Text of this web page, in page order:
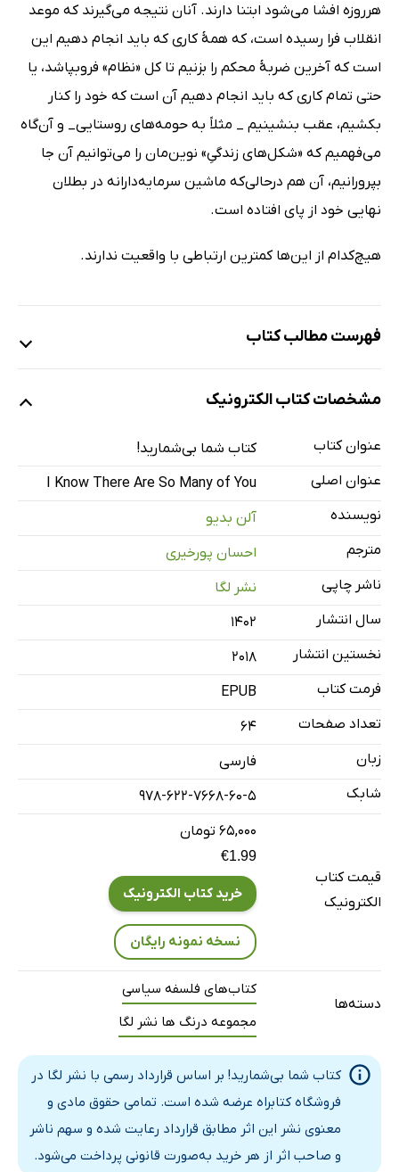
هرروزه افشا می‌شود ابتنا دارند. آنان نتیجه می‌گیرند که موعد
انقلاب فرا رسیده است، که همۀ کاری که باید انجام دهیم این
است که آخرین ضربۀ محکم را بزنیم تا کل «نظام» فروبپاشد، یا
حتی تمام کاری که باید انجام دهیم آن است که خود را کنار
بکشیم، عقب بنشینیم _ مثلاً به حومه‌های روستایی_ و آن‌گاه
می‌فهمیم که «شکل‌های زندگیِ» نوین‌مان را می‌توانیم آن جا
بپرورانیم، آن هم درحالی‌که ماشین سرمایه‌دارانه در بطلان
نهایی خود از پای افتاده است.
هیچ‌کدام از این‌ها کمترین ارتباطی با واقعیت ندارند.
فهرست مطالب کتاب
1. «دیگری»
مشخصات کتاب الکترونیک
عنوان کتاب
کتاب شما بی‌شمارید!
عنوان اصلی
I Know There Are So Many of You
نویسنده
آلن بدیو
مترجم
احسان پورخیری
ناشر چاپی
نشر لگا
سال انتشار
۱۴۰۲
نخستین انتشار
2018
فرمت کتاب
EPUB
تعداد صفحات
64
زبان
فارسی
شابک
978-622-7668-60-5
قیمت کتاب
الکترونیک
۶۵,۰۰۰ تومان
€1.99
خرید کتاب الکترونیک
نسخه نمونه رایگان
دسته‌ها
کتاب‌های فلسفه سیاسی
مجموعه درنگ ها نشر لگا
کتاب شما بی‌شمارید! بر اساس قرارداد رسمی با نشر لگا در
فروشگاه کتابراه عرضه شده است. تمامی حقوق مادی و
معنوی نشر این اثر مطابق قرارداد رعایت شده و سهم ناشر
و صاحب اثر از هر خرید به‌صورت قانونی پرداخت می‌شود.